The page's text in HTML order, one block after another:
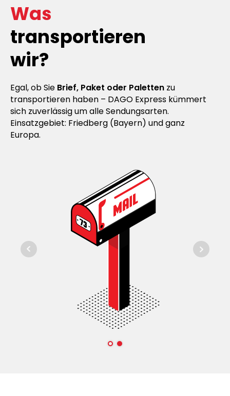
Was
transportieren
wir?
Egal, ob Sie Brief, Paket oder Paletten zu
transportieren haben – DAGO Express kümmert
sich zuverlässig um alle Sendungsarten.
Einsatzgebiet: Friedberg (Bayern) und ganz
Europa.